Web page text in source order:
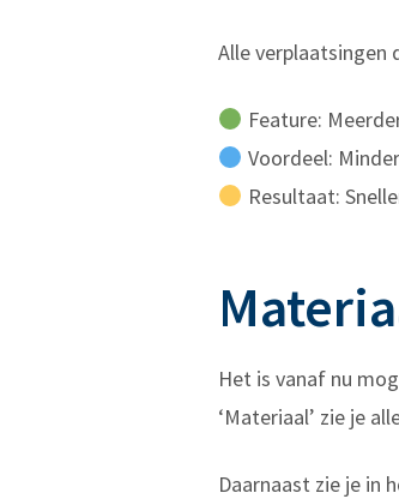
Alle verplaatsingen
Feature:
Voordeel:
Resultaat:
Het is vanaf nu
‘Materiaal’ zie je
Daarnaast zie je in